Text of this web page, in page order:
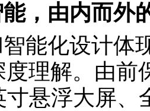
，由内而外
能化设计体
理解。由前
寸悬浮大屏